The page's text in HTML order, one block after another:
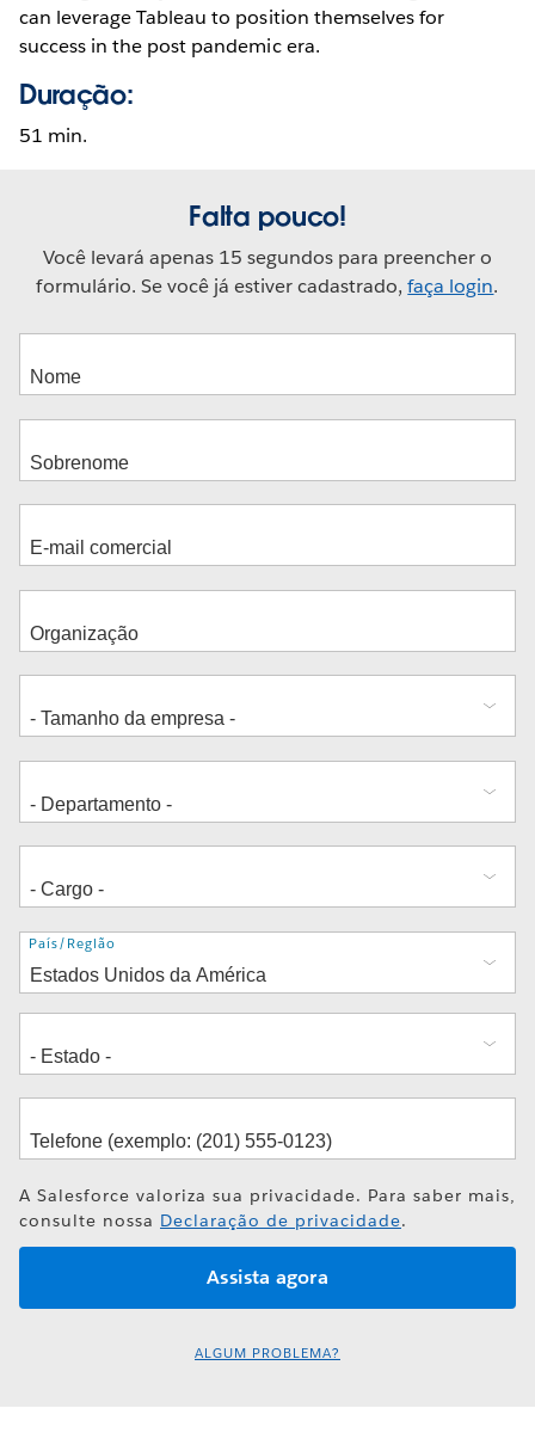
can leverage Tableau to position themselves for
success in the post pandemic era.
Duração:
51 min.
Falta pouco!
Você levará apenas 15 segundos para preencher o
formulário. Se você já estiver cadastrado,faça login.
Endereço
País/Região
A Salesforce valoriza sua privacidade. Para saber mais,
consulte nossa Declaração de privacidade.
ALGUM PROBLEMA?